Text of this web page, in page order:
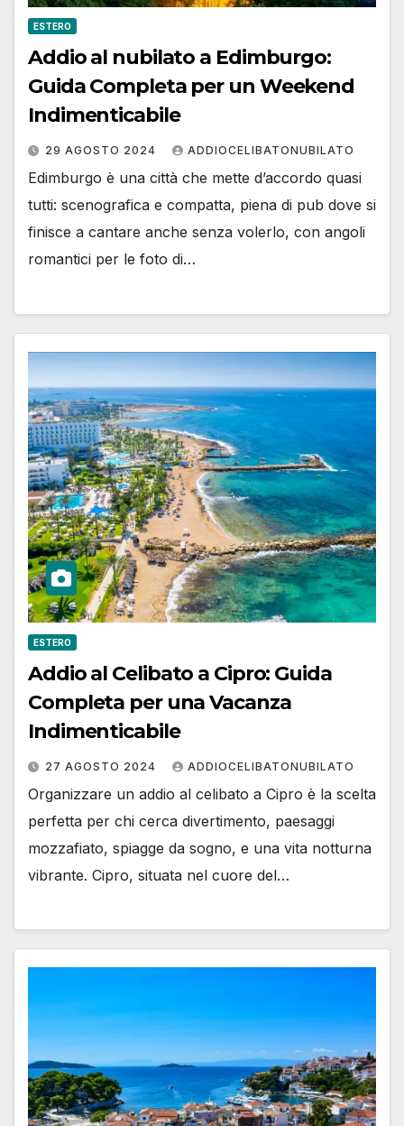
ESTERO
Addio al nubilato a Edimburgo:
Guida Completa per un Weekend
Indimenticabile
29 AGOSTO 2024 ADDIOCELIBATONUBILATO
Edimburgo è una città che mette d’accordo quasi
tutti: scenografica e compatta, piena di pub dove si
finisce a cantare anche senza volerlo, con angoli
romantici per le foto di…
ESTERO
Addio al Celibato a Cipro: Guida
Completa per una Vacanza
Indimenticabile
27 AGOSTO 2024 ADDIOCELIBATONUBILATO
Organizzare un addio al celibato a Cipro è la scelta
perfetta per chi cerca divertimento, paesaggi
mozzafiato, spiagge da sogno, e una vita notturna
vibrante. Cipro, situata nel cuore del…